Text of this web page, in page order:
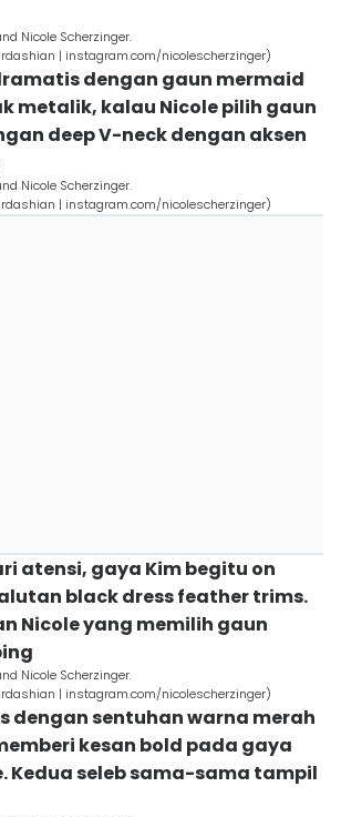
Nicole Scherzinger.
| instagram.com/nicolescherzinger)
dengan gaun mermaid
metalik, kalau Nicole pilih gaun
deep V-neck dengan aksen
Nicole Scherzinger.
| instagram.com/nicolescherzinger)
atensi, gaya Kim begitu on
black dress feather trims.
Nicole yang memilih gaun
Nicole Scherzinger.
| instagram.com/nicolescherzinger)
dengan sentuhan warna merah
kesan bold pada gaya
Kedua seleb sama-sama tampil